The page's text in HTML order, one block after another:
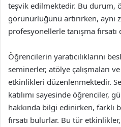
teşvik edilmektedir. Bu durum,
görünürlüğünü artırırken, aynı
profesyonellerle tanışma fırsatı
Öğrencilerin yaratıcılıklarını
seminerler, atölye çalışmaları
etkinlikleri düzenlenmektedir.
katılımı sayesinde öğrenciler,
hakkında bilgi edinirken, farklı
fırsatı bulurlar. Bu tür